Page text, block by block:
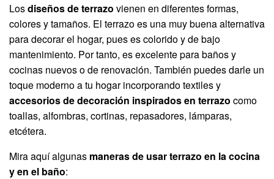
Losdiseños de terrazo vienen en diferentes formas,
colores y tamaños. El terrazo es una muy buena alternativa
para decorar el hogar, pues es colorido y de bajo
mantenimiento. Por tanto, es excelente para baños y
cocinas nuevos o de renovación. También puedes darle un
toque moderno a tu hogar incorporando textiles y
accesorios de decoración inspirados en terrazo como
toallas, alfombras, cortinas, repasadores, lámparas,
etcétera.
Mira aquí algunas maneras de usar terrazo en la cocina
y en el baño: